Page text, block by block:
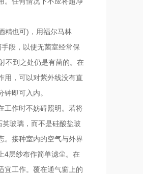
精也可)，用福尔马林
段，以使无菌室经常保
不到之处仍是有菌的。在
用，可以对紫外线没有直
即可入内。
工作时不妨碍照明。若将
玻璃，而不是硅酸盐玻
。接种室内的空气与外界
4层纱布作简单滤尘。在
宜工作。覆在通气窗上的